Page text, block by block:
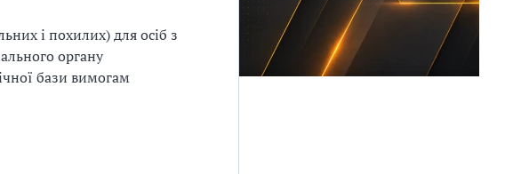
і похилих) для осіб з
органу
бази вимогам